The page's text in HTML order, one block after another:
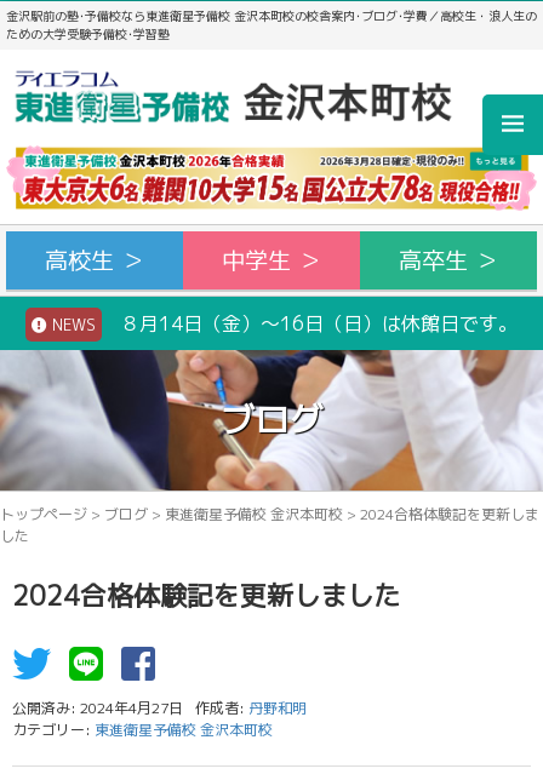
金沢駅前の塾･予備校なら東進衛星予備校 金沢本町校の校舎案内･ブログ･学費／高校生・浪人生の
ための大学受験予備校･学習塾
高校生 ＞ 中学生 ＞ 高卒生 ＞
NEWS ８月14日（金）～16日（日）は休館日です。
ブログ
トップページ > ブログ > 東進衛星予備校 金沢本町校 > 2024合格体験記を更新しま
した
2024合格体験記を更新しました
公開済み: 2024年4月27日 作成者: 丹野和明
カテゴリー: 東進衛星予備校 金沢本町校